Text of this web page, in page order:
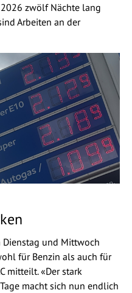
zwölf Nächte lang
Arbeiten an der
Dienstag und Mittwoch
für Benzin als auch für
mitteilt. «Der stark
macht sich nun endlich